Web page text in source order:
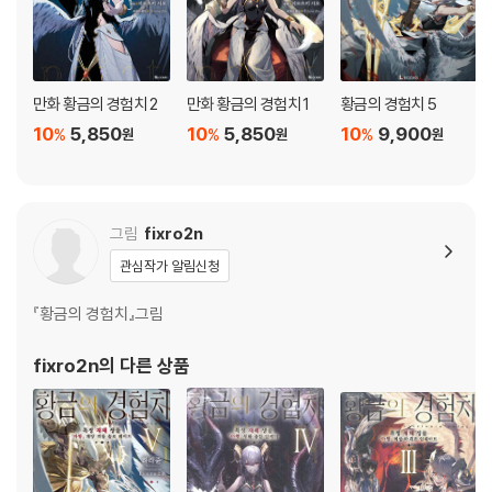
만화 황금의 경험치 2
5,850원
10%
만화 황금의 경험치 1
5,850원
10%
황금의 경험치 5
9,900원
10%
그림 fixro2n
관심작가 알림신청
『황금의 경험치』그림
fixro2n의 다른 상품